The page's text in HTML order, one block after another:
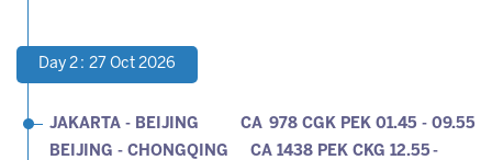
Day 2 : 27 Oct 2026
JAKARTA - BEIJING CA 978 CGK PEK 01.45 - 09.55
BEIJING - CHONGQING CA 1438 PEK CKG 12.55 -